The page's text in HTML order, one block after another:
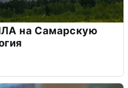
на Самарскую